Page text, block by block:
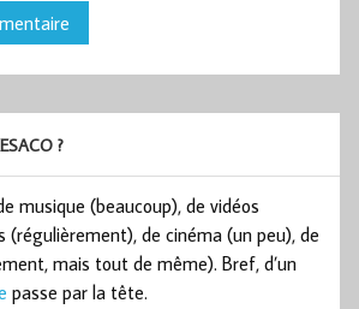
?
musique (beaucoup), de vidéos
(régulièrement), de cinéma (un peu), de
mais tout de même). Bref, d’un
passe par la tête.